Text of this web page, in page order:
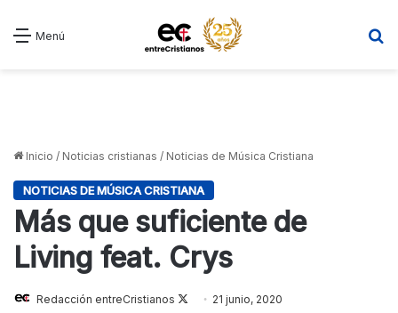
Menú
Inicio / Noticias cristianas / Noticias de Música Cristiana
NOTICIAS DE MÚSICA CRISTIANA
Más que suficiente de
Living feat. Crys
Redacción entreCristianos
Follow21 junio, 2020